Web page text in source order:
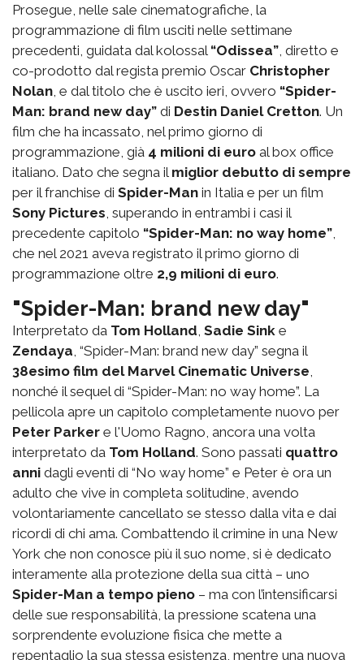
Prosegue, nelle sale cinematografiche, la
programmazione di film usciti nelle settimane
precedenti, guidata dal kolossal “Odissea” , diretto e
co-prodotto dal regista premio Oscar Christopher
Nolan , e dal titolo che è uscito ieri, ovvero “Spider-
Man: brand new day” di Destin Daniel Cretton. Un
film che ha incassato, nel primo giorno di
programmazione, già 4 milioni di euro al box office
italiano. Dato che segna il miglior debutto di sempre
per il franchise di Spider-Man in Italia e per un film
Sony Pictures , superando in entrambi i casi il
precedente capitolo “Spider-Man: no way home”
che nel 2021 aveva registrato il primo giorno di
programmazione oltre 2,9 milioni di euro.
"Spider-Man: brand new day"
Interpretato da Tom Holland Sadie Sink e
Zendaya , “Spider-Man: brand new day” segna il
38esimo film del Marvel Cinematic Universe
nonché il sequel di “Spider-Man: no way home”. La
pellicola apre un capitolo completamente nuovo per
Peter Parker e l'Uomo Ragno, ancora una volta
interpretato da Tom Holland. Sono passati quattro
anni dagli eventi di “No way home” e Peter è ora un
adulto che vive in completa solitudine, avendo
volontariamente cancellato se stesso dalla vita e dai
ricordi di chi ama. Combattendo il crimine in una New
York che non conosce più il suo nome, si è dedicato
interamente alla protezione della sua città – uno
Spider-Man a tempo pieno – ma con l’intensificarsi
delle sue responsabilità, la pressione scatena una
sorprendente evoluzione fisica che mette a
repentaglio la sua stessa esistenza, mentre una nuova